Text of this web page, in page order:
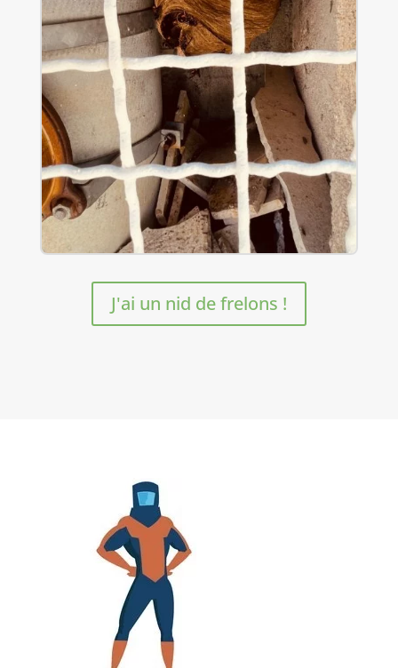
J'ai un nid de frelons !